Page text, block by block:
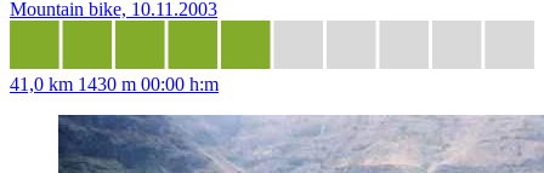
Mountain bike, 10.11.2003
41,0 km 1430 m 00:00 h:m